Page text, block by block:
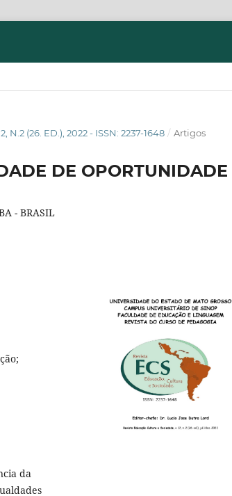
N.2 (26. ED.), 2022 - ISSN: 2237-1648 / Artigos
DE OPORTUNIDADE
- BRASIL
da